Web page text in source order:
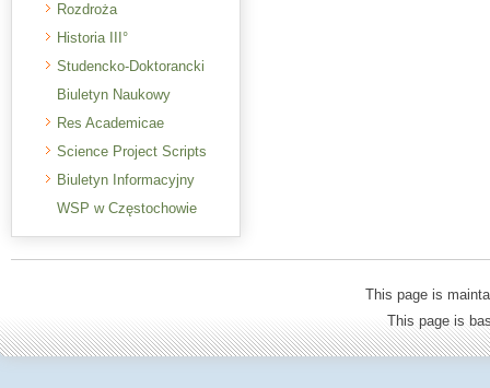
Rozdroża
Historia III°
Studencko-Doktorancki
Biuletyn Naukowy
Res Academicae
Science Project Scripts
Biuletyn Informacyjny
WSP w Częstochowie
This page is
This page is